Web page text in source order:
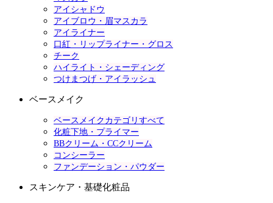
アイシャドウ
アイブロウ・眉マスカラ
アイライナー
口紅・リップライナー・グロス
チーク
ハイライト・シェーディング
つけまつげ・アイラッシュ
ベースメイク
ベースメイクカテゴリすべて
化粧下地・プライマー
BBクリーム・CCクリーム
コンシーラー
ファンデーション・パウダー
スキンケア・基礎化粧品